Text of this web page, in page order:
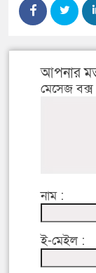
আপনার
মেসেজ বক্স
নাম :
ই-মেইল :